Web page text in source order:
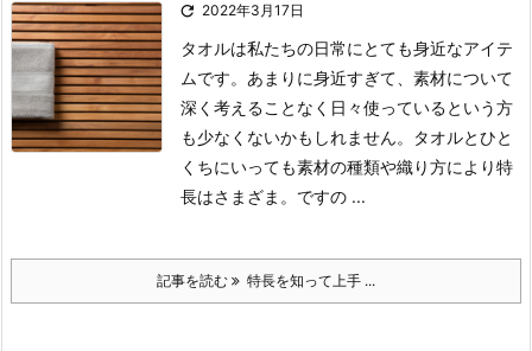
 2022年3月17日
タオルは私たちの日常にとても身近なアイテ
ムです。あまりに身近すぎて、素材について
深く考えることなく日々使っているという方
も少なくないかもしれません。
タオルとひと
くちにいっても素材の種類や織り方により特
長はさまざま。ですの ...
記事を読む 特長を知って上手 ...